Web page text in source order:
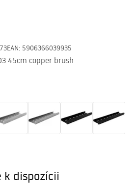
EAN: 5906366039935
45cm copper brush
dispozícii